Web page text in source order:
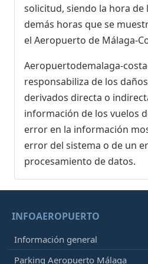
solicitud, siendo la hora de
demás horas que se
el Aeropuerto de Málaga-
Aeropuertodemalaga-
responsabiliza de los
derivados directa o
información de los vuelos
error en la información
error del sistema o de un
procesamiento de datos.
INFOAEROPUERTO
Información general
Parking Aeropuerto Málaga